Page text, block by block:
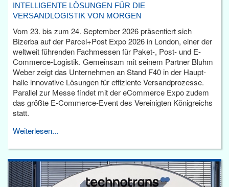
INTELLIGENTE LÖSUNGEN FÜR DIE
VERSANDLOGISTIK VON MORGEN
Vom 23. bis zum 24. September 2026 präsentiert sich
Bizerba auf der Parcel+Post Expo 2026 in London, einer der
weltweit führenden Fachmessen für Paket-, Post- und E-
Commerce-Logistik. Gemeinsam mit seinem Partner Bluhm
Weber zeigt das Unternehmen an Stand F40 in der Haupt­
halle innovative Lösungen für effiziente Versandprozesse.
Parallel zur Messe findet mit der eCommerce Expo zudem
das größte E-Commerce-Event des Vereinigten Königreichs
statt.
Weiterlesen...